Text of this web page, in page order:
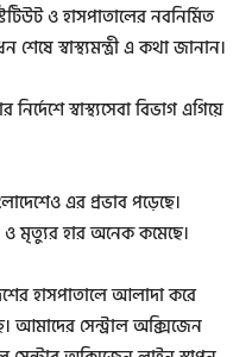
ও হাসপাতালের নবনির্মিত
স্বাস্থ্যমন্ত্রী এ কথা জানান।
নির্দেশে স্বাস্থ্যসেবা বিভাগ এগিয়ে
এর প্রভাব পড়েছে।
ও মৃত্যুর হার অনেক কমেছে।
হাসপাতালে আলাদা করে
আমাদের সেন্ট্রাল অক্সিজেন